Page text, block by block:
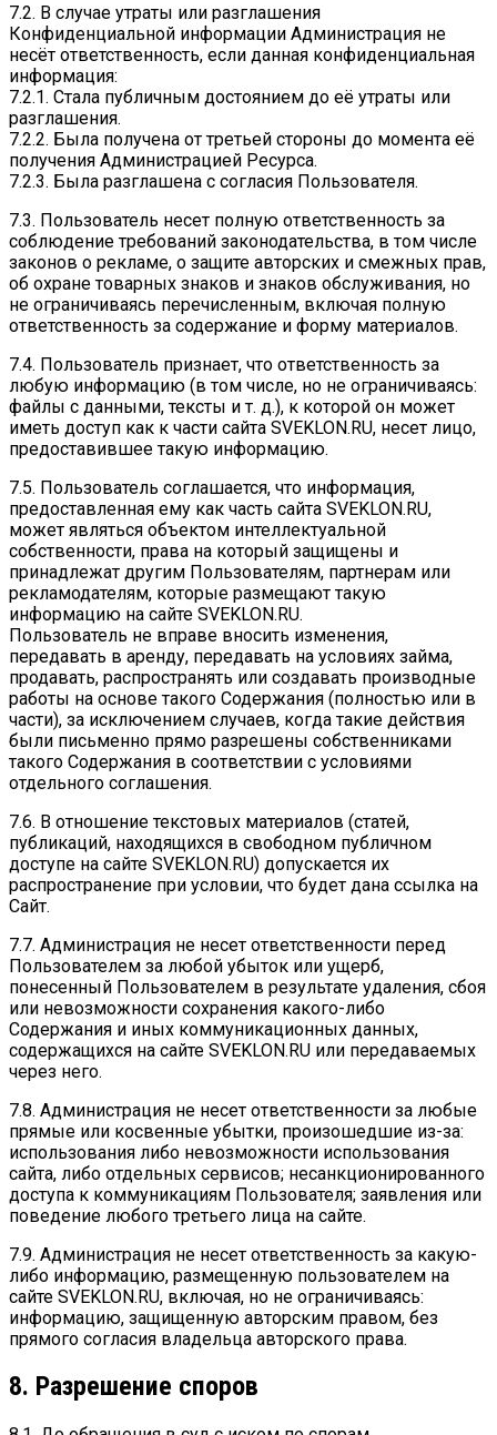
7.2. В случае утраты или разглашения
Конфиденциальной информации Администрация не
несёт ответственность, если данная конфиденциальная
информация:
7.2.1. Стала публичным достоянием до её утраты или
разглашения.
7.2.2. Была получена от третьей стороны до момента её
получения Администрацией Ресурса.
7.2.3. Была разглашена с согласия Пользователя.
7.3. Пользователь несет полную ответственность за
соблюдение требований законодательства, в том числе
законов о рекламе, о защите авторских и смежных прав,
об охране товарных знаков и знаков обслуживания, но
не ограничиваясь перечисленным, включая полную
ответственность за содержание и форму материалов.
7.4. Пользователь признает, что ответственность за
любую информацию (в том числе, но не ограничиваясь:
файлы с данными, тексты и т. д.), к которой он может
иметь доступ как к части сайта SVEKLON.RU, несет лицо,
предоставившее такую информацию.
7.5. Пользователь соглашается, что информация,
предоставленная ему как часть сайта SVEKLON.RU,
может являться объектом интеллектуальной
собственности, права на который защищены и
принадлежат другим Пользователям, партнерам или
рекламодателям, которые размещают такую
информацию на сайте SVEKLON.RU.
Пользователь не вправе вносить изменения,
передавать в аренду, передавать на условиях займа,
продавать, распространять или создавать производные
работы на основе такого Содержания (полностью или в
части), за исключением случаев, когда такие действия
были письменно прямо разрешены собственниками
такого Содержания в соответствии с условиями
отдельного соглашения.
7.6. В отношение текстовых материалов (статей,
публикаций, находящихся в свободном публичном
доступе на сайте SVEKLON.RU) допускается их
распространение при условии, что будет дана ссылка на
Сайт.
7.7. Администрация не несет ответственности перед
Пользователем за любой убыток или ущерб,
понесенный Пользователем в результате удаления, сбоя
или невозможности сохранения какого-либо
Содержания и иных коммуникационных данных,
содержащихся на сайте SVEKLON.RU или передаваемых
через него.
7.8. Администрация не несет ответственности за любые
прямые или косвенные убытки, произошедшие из-за:
использования либо невозможности использования
сайта, либо отдельных сервисов; несанкционированного
доступа к коммуникациям Пользователя; заявления или
поведение любого третьего лица на сайте.
7.9. Администрация не несет ответственность за какую-
либо информацию, размещенную пользователем на
сайте SVEKLON.RU, включая, но не ограничиваясь:
информацию, защищенную авторским правом, без
прямого согласия владельца авторского права.
8. Разрешение споров